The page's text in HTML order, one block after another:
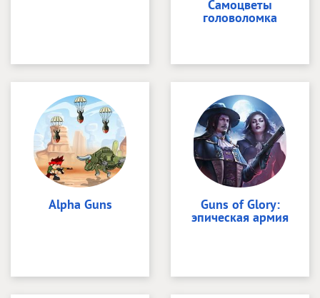
Самоцветы
головоломка
Alpha Guns Guns of Glory:
эпическая армия